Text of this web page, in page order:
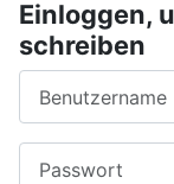
Einloggen,
schreiben